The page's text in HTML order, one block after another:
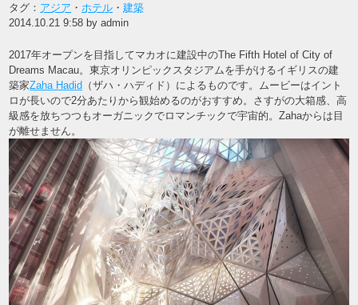
タグ： アジア ・ ホテル ・建築
2014.10.21 9:58 by admin
2017年オープンを目指してマカオに建設中のThe Fifth Hotel of City of
Dreams Macau。東京オリンピックスタジアムを手がけるイギリスの建
築家Zaha Hadid （ザハ・ハディド）によるものです。ムービーはイント
ロが長いので2分あたりから観始めるのがおすすめ。さすがの大箱感、高
級感を放ちつつもオーガニックでロマンチックで宇宙的。Zahaからは目
が離せません。